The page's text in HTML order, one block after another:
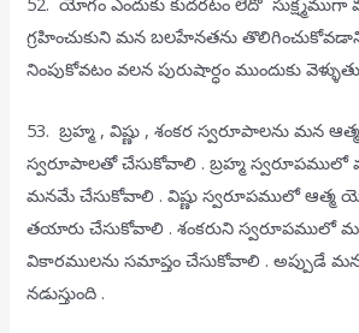
గ్రహించుకుని మన బలహేనతను
నింపుకోవటం వలన పురుషార్ధం ముందుకు
53. బ్రహ్మ , విష్ణు , శంకర స్వరూపాలను మన
స్వరూపాలతో చేసుకోవాలి . బ్రహ్మ స్వరూపములో
మనమే చేసుకోవాలి . విష్ణు స్వరూపములో ఆత్మ
తయారు చేసుకోవాలి . శంకరుని స్వరూపములో
వికారములను సమాప్తం చేసుకోవాలి . అప్పుడే మన
నడుస్తుంది .